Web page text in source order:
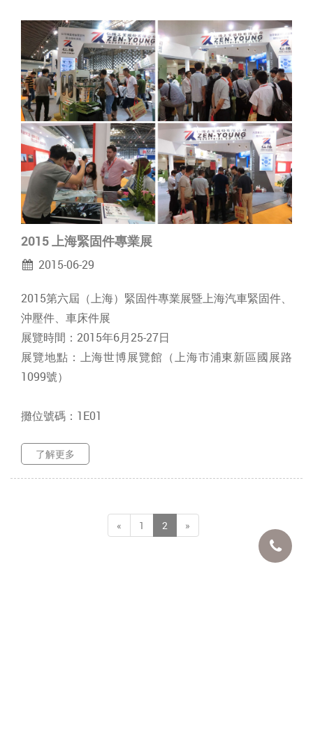
2015 上海緊固件專業展
2015-06-29
2015第六屆（上海）緊固件專業展暨上海汽車緊固件、
沖壓件、車床件展
展覽時間：2015年6月25-27日
展覽地點：上海世博展覽館（上海市浦東新區國展路
1099號）
攤位號碼：1E01
了解更多
« 1 2 »